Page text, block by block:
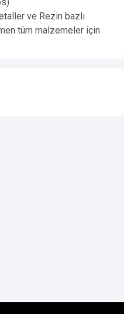
ve Rezin bazlı
tüm malzemeler için